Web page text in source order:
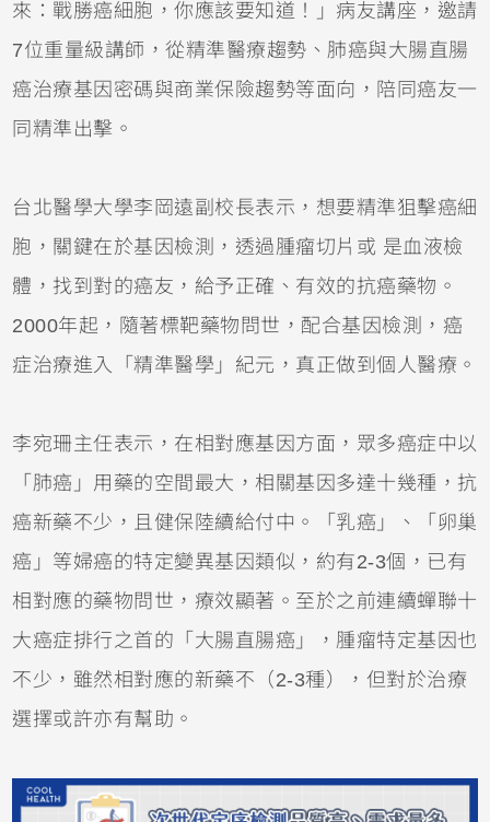
來：戰勝癌細胞，你應該要知道！」病友講座，邀請
7位重量級講師，從精準醫療趨勢、肺癌與大腸直腸
癌治療基因密碼與商業保險趨勢等面向，陪同癌友一
同精準出擊。
台北醫學大學李岡遠副校長表示，想要精準狙擊癌細
胞，關鍵在於基因檢測，透過腫瘤切片或 是血液檢
體，找到對的癌友，給予正確、有效的抗癌藥物。
2000年起，隨著標靶藥物問世，配合基因檢測，癌
症治療進入「精準醫學」紀元，真正做到個人醫療。
李宛珊主任表示，在相對應基因方面，眾多癌症中以
「肺癌」用藥的空間最大，相關基因多達十幾種，抗
癌新藥不少，且健保陸續給付中。「乳癌」、「卵巢
癌」等婦癌的特定變異基因類似，約有2-3個，已有
相對應的藥物問世，療效顯著。至於之前連續蟬聯十
大癌症排行之首的「大腸直腸癌」，腫瘤特定基因也
不少，雖然相對應的新藥不（2-3種），但對於治療
選擇或許亦有幫助。